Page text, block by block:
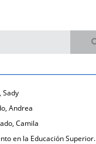
Sady
Andrea
Camila
en la Educación Superior.